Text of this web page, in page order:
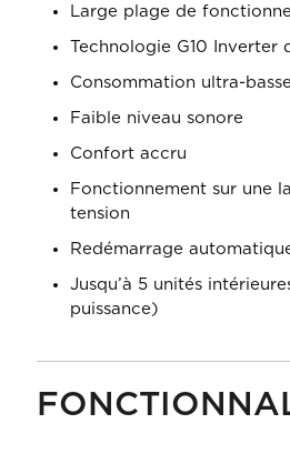
Large plage de
Technologie G10 Inverter
Consommation ultra-
Faible niveau sonore
Confort accru
Fonctionnement sur une
tension
Redémarrage
Jusqu’à 5 unités
puissance)